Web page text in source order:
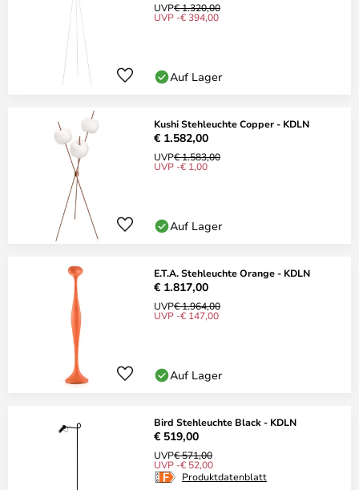
UVP€ 1.320,00
UVP -€ 394,00
Auf Lager
Kushi Stehleuchte Copper - KDLN
€ 1.582,00
UVP€ 1.583,00
UVP -€ 1,00
Auf Lager
E.T.A. Stehleuchte Orange - KDLN
€ 1.817,00
UVP€ 1.964,00
UVP -€ 147,00
Auf Lager
Bird Stehleuchte Black - KDLN
€ 519,00
UVP€ 571,00
UVP -€ 52,00
Produktdatenblatt